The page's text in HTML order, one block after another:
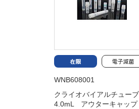
WNB608001
クライオバイアルチュ
4.0mL アウターキャッ